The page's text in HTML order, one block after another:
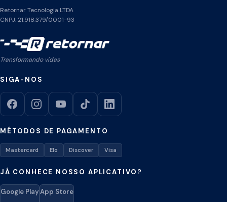
Retornar Tecnologia LTDA
CNPJ: 21.918.379/0001-93
Transformando vidas
SIGA-NOS
MÉTODOS DE PAGAMENTO
Mastercard Elo Discover Visa
JÁ CONHECE NOSSO APLICATIVO?
Google PlayApp Store